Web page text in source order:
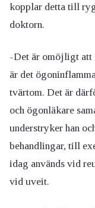
kopplar detta till
doktorn.
-Det är omöjligt att
är det
tvärtom. Det är
och ögonläkare
understryker han
behandlingar, till
idag används vid
vid uveit.